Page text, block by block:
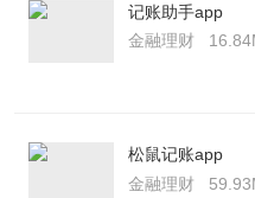
记账助手app
金融理财
松鼠记账app
金融理财